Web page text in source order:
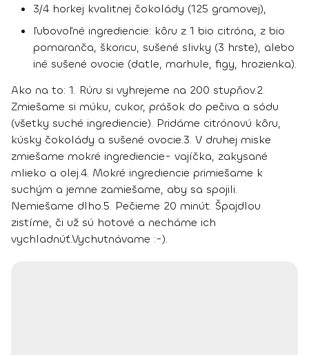
3/4 horkej kvalitnej čokolády (125 gramovej),
ľubovoľné ingrediencie: kôru z 1 bio citróna, z bio
pomaranča, škoricu, sušené slivky (3 hrste), alebo
iné sušené ovocie (datle, marhule, figy, hrozienka).
Ako na to: 1. Rúru si vyhrejeme na 200 stupňov.2.
Zmiešame si múku, cukor, prášok do pečiva a sódu
(všetky suché ingrediencie). Pridáme citrónovú kôru,
kúsky čokolády a sušené ovocie.3. V druhej miske
zmiešame mokré ingrediencie- vajíčka, zakysané
mlieko a olej.4. Mokré ingrediencie primiešame k
suchým a jemne zamiešame, aby sa spojili.
Nemiešame dlho.5. Pečieme 20 minút. Špajdlou
zistíme, či už sú hotové a necháme ich
vychladnúť.Vychutnávame :-).